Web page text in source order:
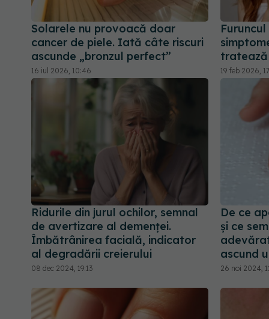
Solarele nu provoacă doar
cancer de piele. Iată câte riscuri
ascunde „bronzul perfect”
16 iul 2026, 10:46 19 feb 2026,
Ridurile din jurul ochilor, semnal
de avertizare al demenței.
Îmbătrânirea facială, indicator
al degradării creierului
08 dec 2024, 19:13
De ce
și ce
ascund
26 noi 2024,